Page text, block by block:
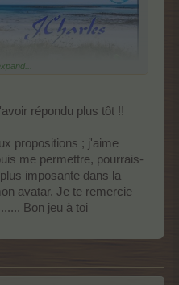
bien sûr.
répondu plus tôt !!
propositions ; j'aime
me permettre, pourrais-
imposante dans la
avatar. Je te remercie
Bon jeu à toi